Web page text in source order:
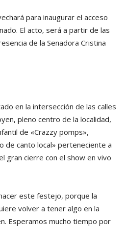
para inaugurar el acceso
El acto, será a partir de las
de la Senadora Cristina
en la intersección de las calles
pleno centro de la localidad,
de «Crazzy pomps»,
de canto local» perteneciente a
gran cierre con el show en vivo
este festejo, porque la
volver a tener algo en la
Esperamos mucho tiempo por